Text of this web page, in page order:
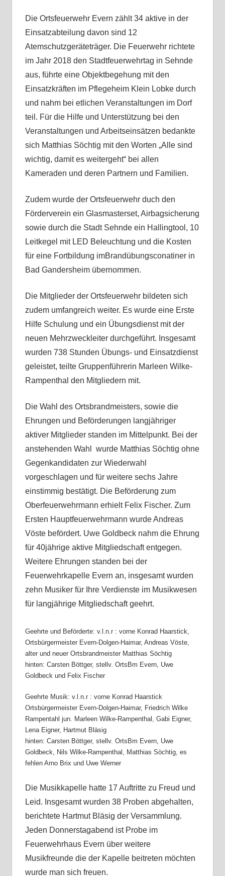
Die Ortsfeuerwehr Evern zählt 34aktive in der
Einsatzabteilung davon sind 12
Atemschutzgeräteträger. Die Feuerwehr richtete
im Jahr 2018 den Stadtfeuerwehrtag in Sehnde
aus, führte eine Objektbegehung mit den
Einsatzkräften im Pflegeheim Klein Lobke durch
und nahm bei etlichen Veranstaltungen im Dorf
teil . Für die Hilfe und Unterstützung bei den
Veranstaltungen und Arbeitseinsätzen bedankte
sich Matthias Söchtig mit den Worten „Alle sind
wichtig, damit es weitergeht“ bei allen
Kameraden und deren Partnern und Familien.
Zudem wurde der Ortsfeuerwehr duch den
Förderverein ein Glasmasterset, Airbagsicherung
sowie durch die Stadt Sehnde ein Hallingtool, 10
Leitkegel mit LED Beleuchtung und die Kosten
für eine Fortbildung imBrandübungsconatiner in
Bad Gandersheim übernommen.
Die Mitglieder der Ortsfeuerwehr bildeten sich
zudem umfangreich weiter. Es wurde eine Erste
Hilfe Schulung und ein Übungsdienst mit der
neuen Mehrzweckleiter durchgeführt. Insgesamt
wurden 738 Stunden Übungs- und Einsatzdienst
geleistet, teilte Gruppenführerin Marleen Wilke-
Rampenthal den Mitgliedern mit.
Die Wahl des Ortsbrandmeisters, sowie die
Ehrungen und Beförderungen langjähriger
aktiver Mitglieder standen im Mittelpunkt. Bei der
anstehenden Wahl wurde Matthias Söchtig ohne
Gegenkandidaten zur Wiederwahl
vorgeschlagen und für weitere sechs Jahre
einstimmig bestätigt. Die Beförderung zum
Oberfeuerwehrmann erhielt Felix Fischer. Zum
Ersten Hauptfeuerwehrmann wurde Andreas
Vöste befördert. Uwe Goldbeck nahm die Ehrung
für 40jährige aktive Mitgliedschaft entgegen.
Weitere Ehrungen standen bei der
Feuerwehrkapelle Evern an, insgesamt wurden
zehn Musiker für Ihre Verdienste im Musikwesen
für langjährigeMitgliedschaft geehrt.
Geehrte und Beförderte: v.l.n.r : vorne Konrad Haarstick,
Ortsbürgermeister Evern-Dolgen-Haimar, Andreas Vöste,
alter und neuer Ortsbrandmeister Matthias Söchtig
hinten: Carsten Böttger, stellv. OrtsBm Evern, Uwe
Goldbeck und Felix Fischer
Geehrte Musik: v.l.n.r : vorne Konrad Haarstick
Ortsbürgermeister Evern-Dolgen-Haimar, Friedrich Wilke
Rampentahl jun. Marleen Wilke-Rampenthal, Gabi Eigner,
Lena Eigner, Hartmut Bläsig
hinten: Carsten Böttger, stellv. OrtsBm Evern, Uwe
Goldbeck, Nils Wilke-Rampenthal, Matthias Söchtig, es
fehlen Arno Brix und Uwe Werner
Die Musikkapelle hatte 17 Auftritte zu Freud und
Leid. Insgesamt wurden 38 Proben abgehalten,
berichtete Hartmut Bläsig der Versammlung.
Jeden Donnerstagabend ist Probe im
Feuerwehrhaus Evern über weitere
Musikfreunde die der Kapelle beitreten möchten
wurde man sich freuen.